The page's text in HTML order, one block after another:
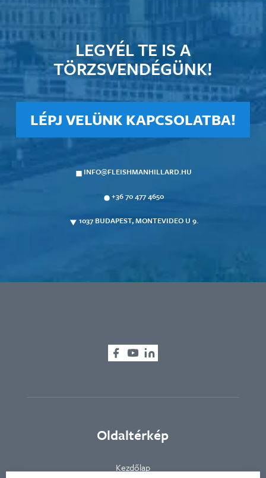
LEGYÉL TE IS A
TÖRZSVENDÉGÜNK!
LÉPJ VELÜNK KAPCSOLATBA!
INFO@FLEISHMANHILLARD.HU
+36 70 477 4650
1037 BUDAPEST, MONTEVIDEO U 9.
Oldaltérkép
Kezdőlap